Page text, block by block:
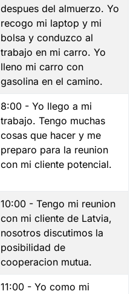
despues del almuerzo. Yo
recogo mi laptop y mi
bolsa y conduzco al
trabajo en mi carro. Yo
lleno mi carro con
gasolina en el camino.
8:00 - Yo llego a mi
trabajo. Tengo muchas
cosas que hacer y me
preparo para la reunion
con mi cliente potencial.
10:00 - Tengo mi reunion
con mi cliente de Latvia,
nosotros discutimos la
posibilidad de
cooperacion mutua.
11:00 - Yo como mi